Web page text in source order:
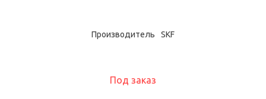
Под заказ
Производитель SKF